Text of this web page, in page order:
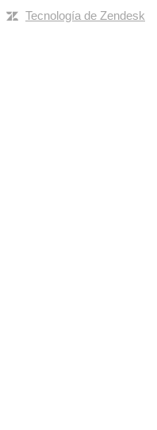
Tecnología de Zendesk